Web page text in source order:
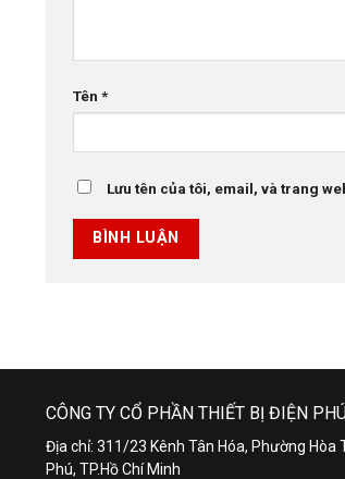
Tên *
Lưu tên của tôi, email, và trang
CÔNG TY CỔ PHẦN THIẾT BỊ ĐIỆN
Địa chỉ: 311/23 Kênh Tân Hóa, Phường Hòa
Phú, TP.Hồ Chí Minh